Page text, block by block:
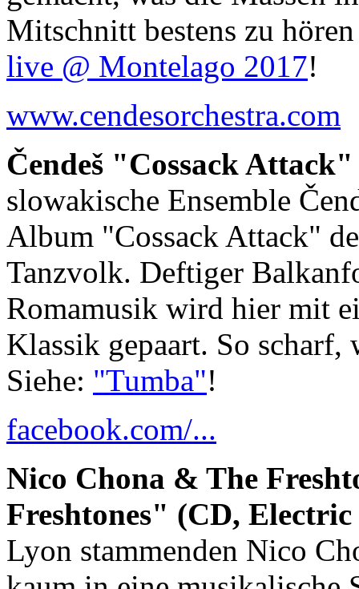
Mitschnitt bestens zu
live @ Montelago 2017!
www.cendesorchestra.com
Čendeš "Cossack
slowakische Ensemble
Album "Cossack Attack"
Tanzvolk. Deftiger
Romamusik wird hier mit
Klassik gepaart. So
Siehe: "Tumba"!
facebook.com/...
Nico Chona & The
Freshtones" (CD, Electric
Lyon stammenden Nico